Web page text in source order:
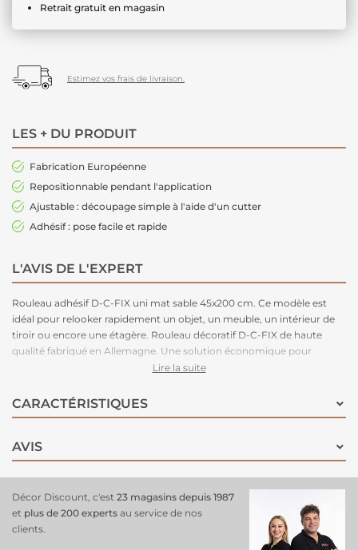
Retrait gratuit en magasin
Estimez vos frais de livraison.
LES + DU PRODUIT
Fabrication Européenne
Repositionnable pendant l'application
Ajustable : découpage simple à l'aide d'un cutter
Adhésif : pose facile et rapide
L'AVIS DE L'EXPERT
Rouleau adhésif D-C-FIX uni mat sable 45x200 cm. Ce modèle est
idéal pour relooker rapidement un objet, un meuble, un intérieur de
tiroir ou encore une étagère. Rouleau décoratif D-C-FIX de haute
qualité fabriqué en Allemagne. Une solution économique pour
masquer les imperfections et relooker rapidement une surface. Cet
Lire la suite
CARACTÉRISTIQUES
AVIS
Décor Discount, c'est 23 magasins depuis 1987
et plus de 200 experts au service de nos
clients.